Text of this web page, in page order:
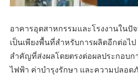
อาคารอุตสาหกรรมและโรงงานในปั
เป็นเพียงพื้นที่สำหรับการผลิตอีกต่อไ
สำคัญที่ส่งผลโดยตรงต่อผลประกอบก
ไฟฟ้า ค่าบำรุงรักษา และความปลอด